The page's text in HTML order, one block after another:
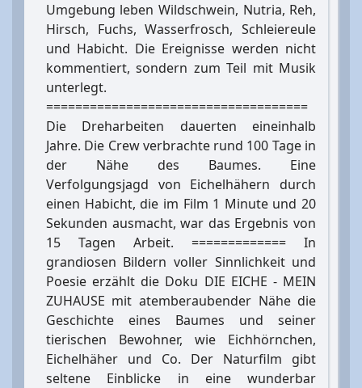
Umgebung leben Wildschwein, Nutria, Reh,
Hirsch, Fuchs, Wasserfrosch, Schleiereule
und Habicht. Die Ereignisse werden nicht
kommentiert, sondern zum Teil mit Musik
unterlegt.
====================================
Die Dreharbeiten dauerten eineinhalb
Jahre. Die Crew verbrachte rund 100 Tage in
der Nähe des Baumes. Eine
Verfolgungsjagd von Eichelhähern durch
einen Habicht, die im Film 1 Minute und 20
Sekunden ausmacht, war das Ergebnis von
15 Tagen Arbeit. ============= In
grandiosen Bildern voller Sinnlichkeit und
Poesie erzählt die Doku DIE EICHE - MEIN
ZUHAUSE mit atemberaubender Nähe die
Geschichte eines Baumes und seiner
tierischen Bewohner, wie Eichhörnchen,
Eichelhäher und Co. Der Naturfilm gibt
seltene Einblicke in eine wunderbar